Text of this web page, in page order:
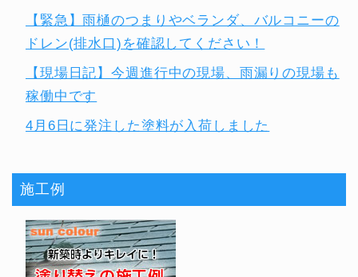
【緊急】雨樋のつまりやベランダ、バルコニーの
ドレン(排水口)を確認してください！
【現場日記】今週進行中の現場、雨漏りの現場も
稼働中です
4月6日に発注した塗料が入荷しました
施工例